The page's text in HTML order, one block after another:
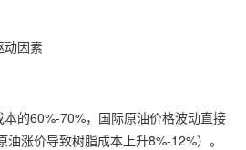
因素
的60%-70%，国际原油价格波动直接
涨价导致树脂成本上升8%-12%）。